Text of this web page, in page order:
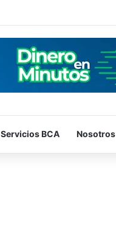
Servicios BCA Nosotros